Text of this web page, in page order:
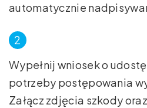
automatycznie
Wypełnij wniosek o
potrzeby postępowania
Załącz zdjęcia szkody